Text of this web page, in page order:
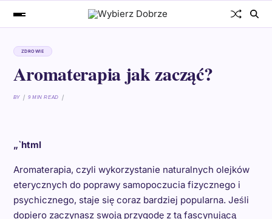
ZDROWIE
Aromaterapia jak zacząć?
BY 9 MIN READ
„`html
Aromaterapia, czyli wykorzystanie naturalnych olejków
eterycznych do poprawy samopoczucia fizycznego i
psychicznego, staje się coraz bardziej popularna. Jeśli
dopiero zaczynasz swoją przygodę z tą fascynującą